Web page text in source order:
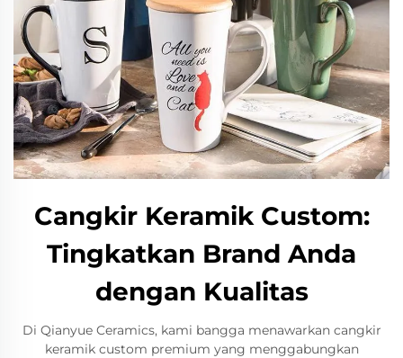
Cangkir Keramik Custom:
Tingkatkan Brand Anda
dengan Kualitas
Di Qianyue Ceramics, kami bangga menawarkan cangkir
keramik custom premium yang menggabungkan